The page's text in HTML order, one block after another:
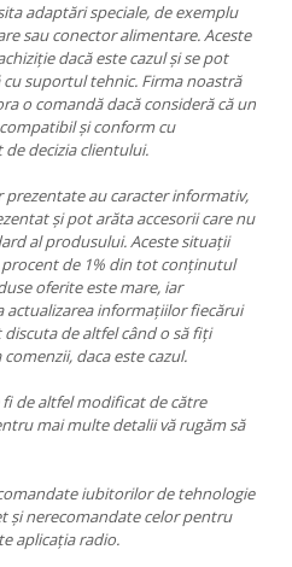
adaptări speciale, de exemplu
sau conector alimentare. Aceste
dacă este cazul și se pot
suportul tehnic. Firma noastră
o comandă dacă consideră că un
și conform cu
decizia clientului.
au caracter informativ,
și pot arăta accesorii care nu
al produsului. Aceste situații
de 1% din tot conținutul
oferite este mare, iar
actualizarea informațiilor fiecărui
de altfel când o să fiți
daca este cazul.
de altfel modificat de către
mai multe detalii vă rugăm să
iubitorilor de tehnologie
și nerecomandate celor pentru
aplicația radio.